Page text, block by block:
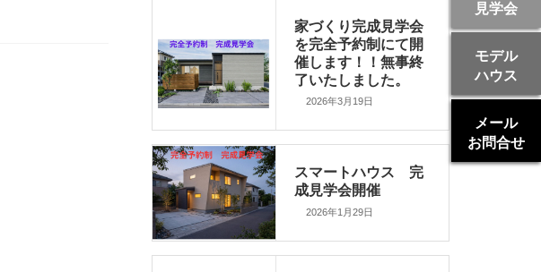
家づくり完成見学会
を完全予約制にて開
催します！！無事終
了いたしました。
2026年3月19日
スマートハウス 完
成見学会開催
2026年1月29日
見学会
モデル
ハウス
メール
お問合せ